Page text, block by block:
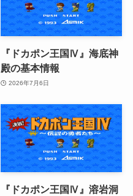
『ドカポン王国Ⅳ』海底神
殿の基本情報
2026年7月6日
『ドカポン王国Ⅳ』溶岩洞